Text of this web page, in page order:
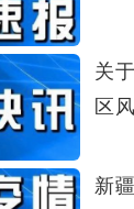
关
区
新